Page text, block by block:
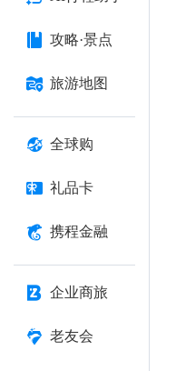
攻略·景点
旅游地图
全球购
礼品卡
携程金融
企业商旅
老友会